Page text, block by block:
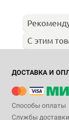
С этим
ДОСТАВКА И
Способы оплаты
Службы доставки